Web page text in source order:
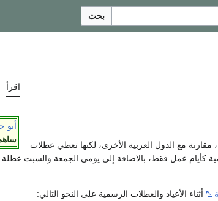
بحث
اقرأ
أبو
مقارنة مع الدول العربية الأخرى، لكنها تعطي عطلات
العطل الرسمية كأيام عمل فقط، بالاضافة إلى يومي الجمعة والسبت
أثناء الأعياد والعطلات الرسمية على النحو التالي: